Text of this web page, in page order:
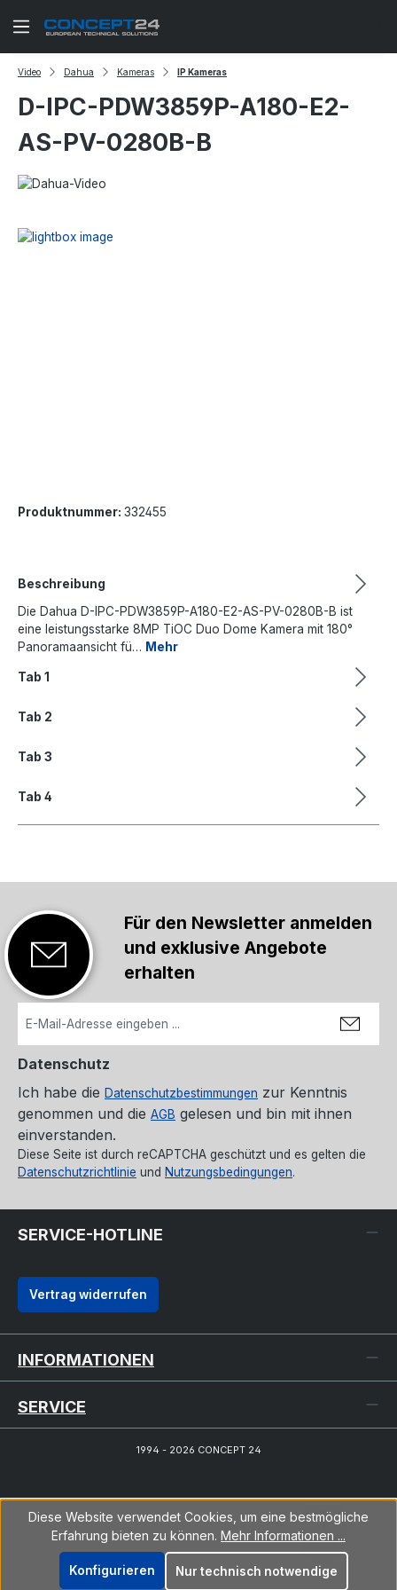
Zum Hauptinhalt springen
Video Dahua Kameras IP Kameras
D-IPC-PDW3859P-A180-E2-
AS-PV-0280B-B
Produktnummer: 332455
Beschreibung
Die Dahua D-IPC-PDW3859P-A180-E2-AS-PV-0280B-B ist
eine leistungsstarke 8MP TiOC Duo Dome Kamera mit 180°
Panoramaansicht fü… Mehr
Tab 1
Tab 2
Tab 3
Tab 4
Für den Newsletter anmelden
und exklusive Angebote
erhalten
Datenschutz
Ich habe die Datenschutzbestimmungen zur Kenntnis
genommen und die AGB gelesen und bin mit ihnen
einverstanden.
Diese Seite ist durch reCAPTCHA geschützt und es gelten die
Datenschutzrichtlinie und Nutzungsbedingungen.
SERVICE-HOTLINE
Vertrag widerrufen
INFORMATIONEN
SERVICE
1994 - 2026 CONCEPT 24
Diese Website verwendet Cookies, um eine bestmögliche
Erfahrung bieten zu können. Mehr Informationen ...
Nur technisch notwendige
Konfigurieren